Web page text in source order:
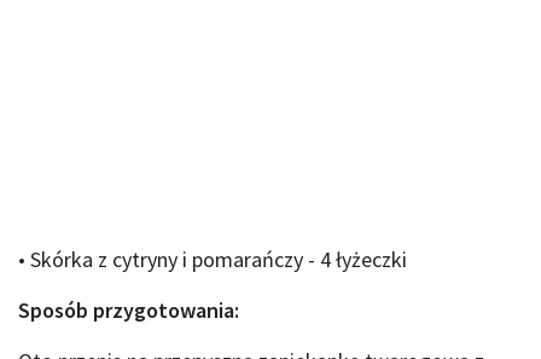
• Skórka z cytryny i pomarańczy - 4 łyżeczki
Sposób przygotowania: